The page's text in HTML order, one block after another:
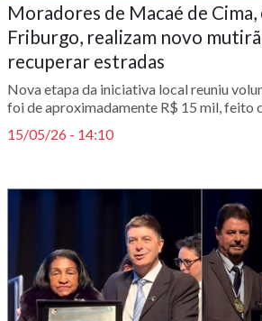
Moradores de Macaé de Cima,
Friburgo, realizam novo
recuperar estradas
Nova etapa da iniciativa local reuniu
foi de aproximadamente R$ 15 mil, feito
15/05/26 - 14:10